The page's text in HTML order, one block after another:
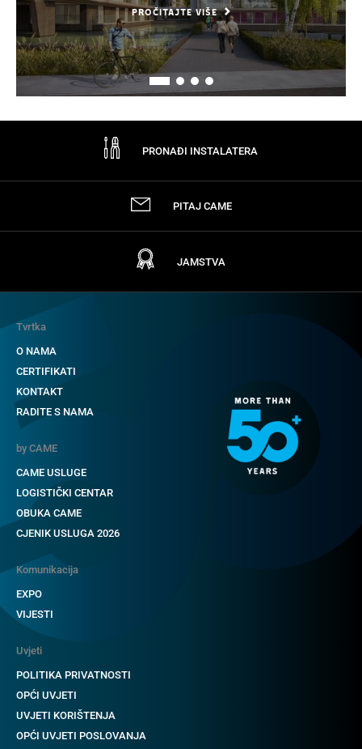
PROČITAJTE VIŠE
PRONAĐI INSTALATERA
PITAJ CAME
JAMSTVA
Tvrtka
O NAMA
CERTIFIKATI
KONTAKT
RADITE S NAMA
by CAME
CAME USLUGE
LOGISTIČKI CENTAR
OBUKA CAME
CJENIK USLUGA 2026
Komunikacija
EXPO
VIJESTI
Uvjeti
POLITIKA PRIVATNOSTI
OPĆI UVJETI
UVJETI KORIŠTENJA
OPĆI UVJETI POSLOVANJA